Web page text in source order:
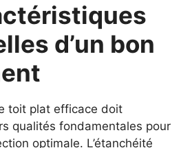
d’un bon
toit plat efficace doit
qualités fondamentales pour
optimale. L’étanchéité